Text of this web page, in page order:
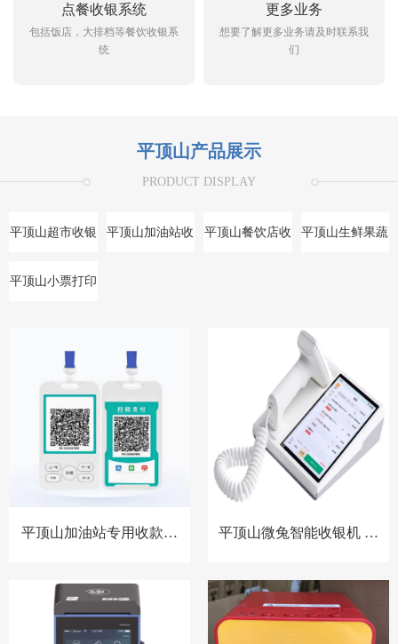
点餐收银系统
包括饭店，大排档等餐饮收银系
统
更多业务
想要了解更多业务请及时联系我
们
平顶山产品展示
PRODUCT DISPLAY
平顶山超市收银
系统
平顶山加油站收 平顶山餐饮店收 平顶山生鲜果蔬
平顶山小票打印
平顶山加油站专用收款音
平顶山微兔智能收银机 零